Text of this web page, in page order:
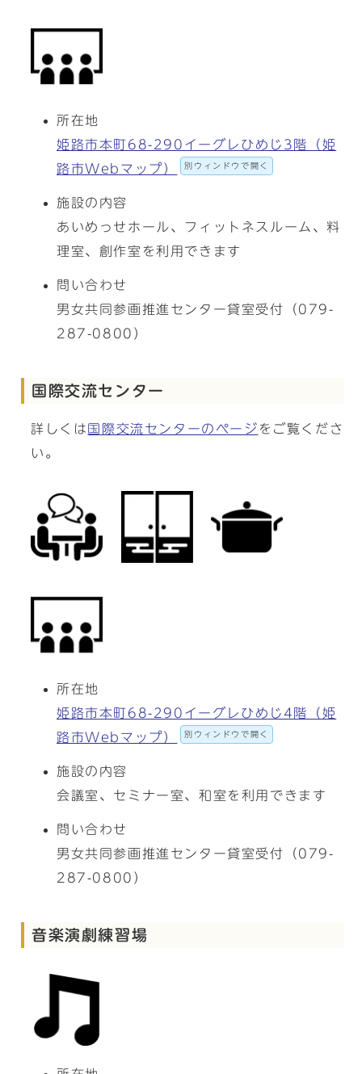
所在地
姫路市本町68-290イーグレひめじ3階（姫
路市Webマップ）
別ウィンドウで開く
施設の内容
あいめっせホール、フィットネスルーム、料
理室、創作室を利用できます
問い合わせ
男女共同参画推進センター貸室受付（079-
287-0800）
国際交流センター
詳しくは 国際交流センターのページ をご覧くださ
い。
所在地
姫路市本町68-290イーグレひめじ4階（姫
路市Webマップ）
別ウィンドウで開く
施設の内容
会議室、セミナー室、和室を利用できます
問い合わせ
男女共同参画推進センター貸室受付（079-
287-0800）
音楽演劇練習場